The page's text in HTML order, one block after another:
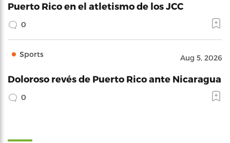
Puerto Rico en el atletismo de los JCC
0
Sports Aug 5, 2026
Doloroso revés de Puerto Rico ante Nicaragua
0